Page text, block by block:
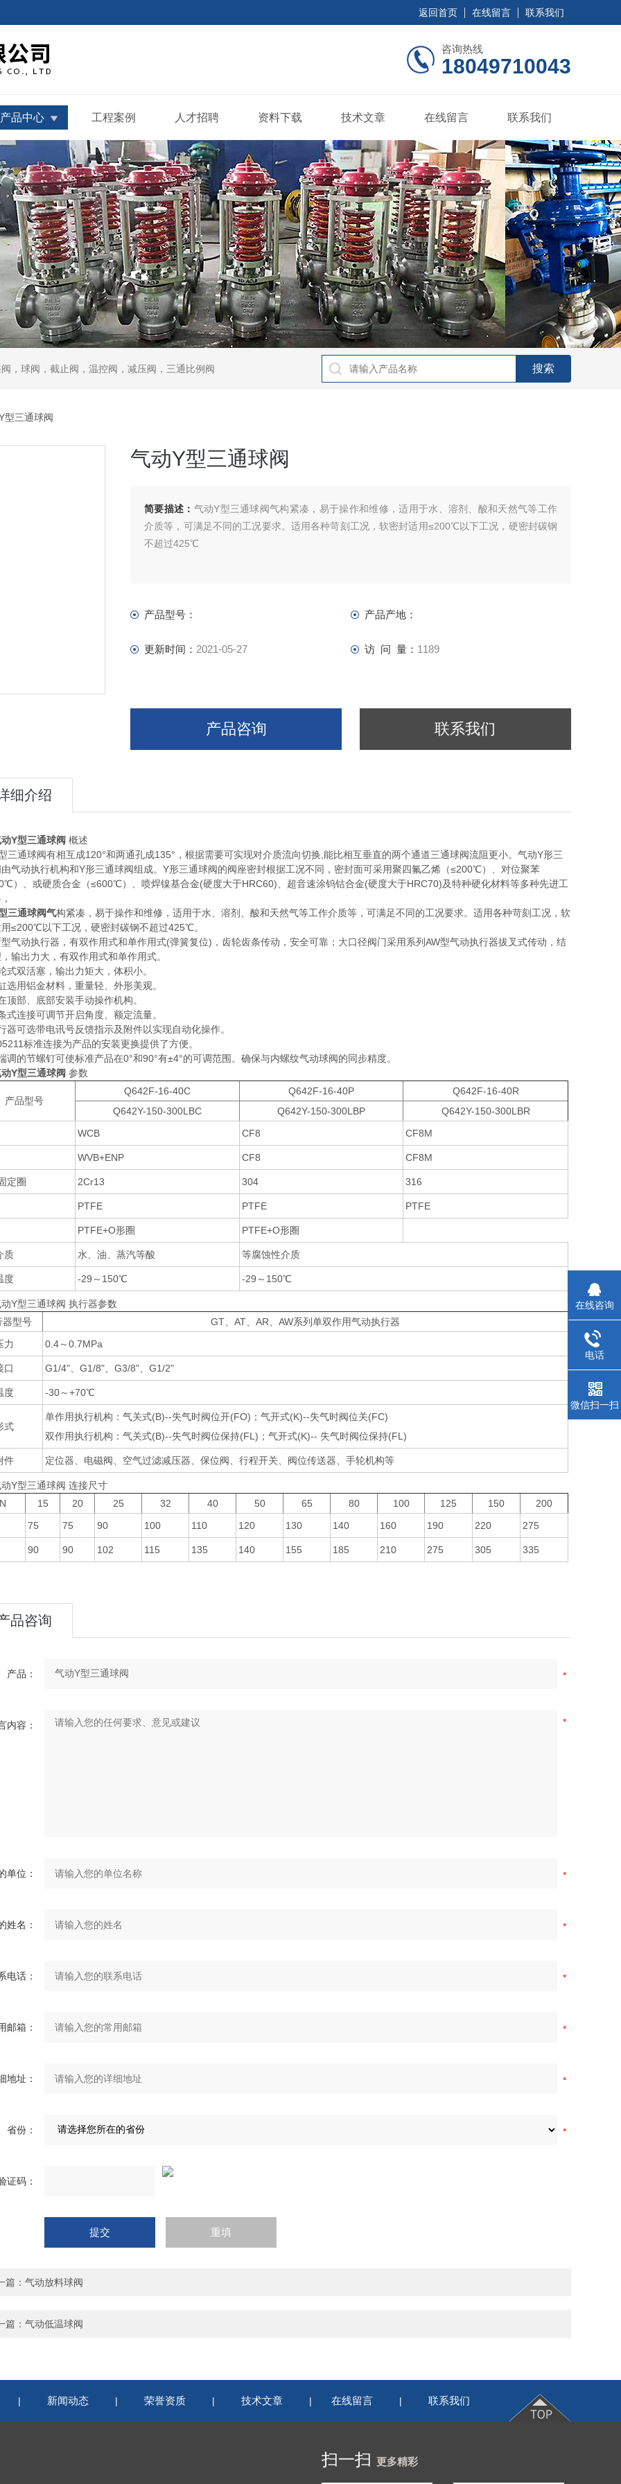
返回首页 在线留言 联系我们
咨询热线
18049710043
产品中心 工程案例 人才招聘 资料下载 技术文章 在线留言 联系我们
，球阀，截止阀，温控阀，减压阀，三通比例阀
型三通球阀
气动Y型三通球阀
简要描述： 气动Y型三通球阀气构紧凑，易于操作和维修，适用于水、溶剂、酸和天然气等工作
介质等，可满足不同的工况要求。适用各种苛刻工况，软密封适用≤200℃以下工况，硬密封碳钢
不超过425℃
产品型号： 产品产地：
更新时间： 2021-05-27 访 问 量： 1189
产品咨询 联系我们
细介绍
Y型三通球阀 概述
三通球阀有相互成120°和两通孔成135°，根据需要可实现对介质流向切换,能比相互垂直的两个通道三通球阀流阻更小。气动Y形三
气动执行机构和Y形三通球阀组成。Y形三通球阀的阀座密封根据工况不同，密封面可采用聚四氟乙烯（≤200℃）、对位聚苯
）、或硬质合金（≤600℃）、喷焊镍基合金(硬度大于HRC60)、超音速涂钨钴合金(硬度大于HRC70)及特种硬化材料等多种先进工
三通球阀气构紧凑，易于操作和维修，适用于水、溶剂、酸和天然气等工作介质等，可满足不同的工况要求。适用各种苛刻工况，软
≤200℃以下工况，硬密封碳钢不超过425℃。
气动执行器，有双作用式和单作用式(弹簧复位)，齿轮齿条传动，安全可靠；大口径阀门采用系列AW型气动执行器拔叉式传动，结
输出力大，有双作用式和单作用式。
式双活塞，输出力矩大，体积小。
选用铝金材料，重量轻、外形美观。
顶部、底部安装手动操作机构。
式连接可调节开启角度、额定流量。
器可选带电讯号反馈指示及附件以实现自动化操作。
标准连接为产品的安装更换提供了方便。
调的节螺钉可使标准产品在0°和90°有±4°的可调范围。确保与内螺纹气动球阀的同步精度。
Y型三通球阀 参数
产品型号
Q642F-16-40C Q642F-16-40P
Q642F-16-40R
Q642Y-150-300LBC
Q642Y-150-300LBP
Q642Y-150-300LBR
WCB
CF8 CF8M
WVB+ENP CF8 CF8M
定圈 2Cr13 304 316
PTFE PTFE PTFE
PTFE+O形圈 PTFE+O形圈
质 水、油、蒸汽等酸 等腐蚀性介质
度 -29～150℃ -29～150℃
Y型三通球阀 执行器参数
器型号
GT、AT、AR、AW系列单双作用气动执行器
力
0.4～0.7MPa
口 G1/4"、G1/8"、G3/8"、G1/2"
度 -30～+70℃
式
单作用执行机构：气关式(B)--失气时阀位开(FO)；气开式(K)--失气时阀位关(FC)
双作用执行机构：气关式(B)--失气时阀位保持(FL)；气开式(K)-- 失气时阀位保持(FL)
件 定位器、电磁阀、空气过滤减压器、保位阀、行程开关、阀位传送器、手轮机构等
Y型三通球阀 连接尺寸
15 20 25 32 40 50 65 80 100 125 150
200
75
75 90 100 110 120 130 140 160 190 220 275
90 90 102 115 135 140 155 185 210 275 305 335
品咨询
产品：
内容：
单位：
姓名：
电话：
邮箱：
地址：
省份：
证码：
篇： 气动放料球阀
篇： 气动低温球阀
| 新闻动态 | 荣誉资质 | 技术文章 | 在线留言 | 联系我们
扫一扫 更多精彩
在线咨询
电话
微信扫一扫